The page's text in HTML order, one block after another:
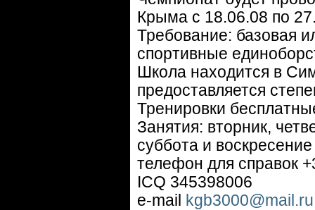
Крыма с 18.06.08 по
Требование: базовая
спортивные
Школа находится в
предоставляется
Тренировки
Занятия: вторник,
суббота и
телефон для справок
ICQ 345398006
e-mail kgb3000@mail.ru